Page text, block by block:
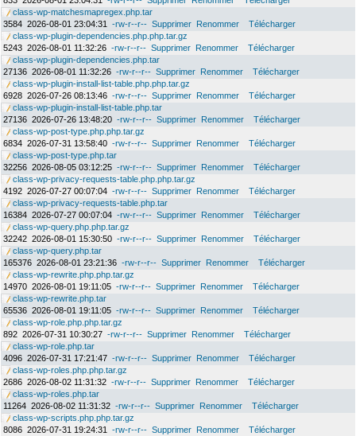
class-wp-matchesmapregex.php.tar
3584 2026-08-01 23:04:31 -rw-r--r-- Supprimer Renommer
Télécharger
class-wp-plugin-dependencies.php.php.tar.gz
5243 2026-08-01 11:32:26 -rw-r--r-- Supprimer Renommer
Télécharger
class-wp-plugin-dependencies.php.tar
27136 2026-08-01 11:32:26 -rw-r--r-- Supprimer Renommer
Télécharger
class-wp-plugin-install-list-table.php.php.tar.gz
6928 2026-07-26 08:13:46 -rw-r--r-- Supprimer Renommer
Télécharger
class-wp-plugin-install-list-table.php.tar
27136 2026-07-26 13:48:20 -rw-r--r-- Supprimer Renommer
Télécharger
class-wp-post-type.php.php.tar.gz
6834 2026-07-31 13:58:40 -rw-r--r-- Supprimer Renommer
Télécharger
class-wp-post-type.php.tar
32256 2026-08-05 03:12:25 -rw-r--r-- Supprimer Renommer
Télécharger
class-wp-privacy-requests-table.php.php.tar.gz
4192 2026-07-27 00:07:04 -rw-r--r-- Supprimer Renommer
Télécharger
class-wp-privacy-requests-table.php.tar
16384 2026-07-27 00:07:04 -rw-r--r-- Supprimer Renommer
Télécharger
class-wp-query.php.php.tar.gz
32242 2026-08-01 15:30:50 -rw-r--r-- Supprimer Renommer
Télécharger
class-wp-query.php.tar
165376 2026-08-01 23:21:36 -rw-r--r-- Supprimer Renommer
Télécharger
class-wp-rewrite.php.php.tar.gz
14970 2026-08-01 19:11:05 -rw-r--r-- Supprimer Renommer
Télécharger
class-wp-rewrite.php.tar
65536 2026-08-01 19:11:05 -rw-r--r-- Supprimer Renommer
Télécharger
class-wp-role.php.php.tar.gz
892 2026-07-31 10:30:27 -rw-r--r-- Supprimer Renommer
Télécharger
class-wp-role.php.tar
4096 2026-07-31 17:21:47 -rw-r--r-- Supprimer Renommer
Télécharger
class-wp-roles.php.php.tar.gz
2686 2026-08-02 11:31:32 -rw-r--r-- Supprimer Renommer
Télécharger
class-wp-roles.php.tar
11264 2026-08-02 11:31:32 -rw-r--r-- Supprimer Renommer
Télécharger
class-wp-scripts.php.php.tar.gz
8086 2026-07-31 19:24:31 -rw-r--r-- Supprimer Renommer Télécharger